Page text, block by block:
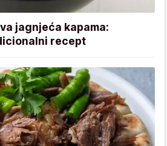
jagnjeća kapama:
recept